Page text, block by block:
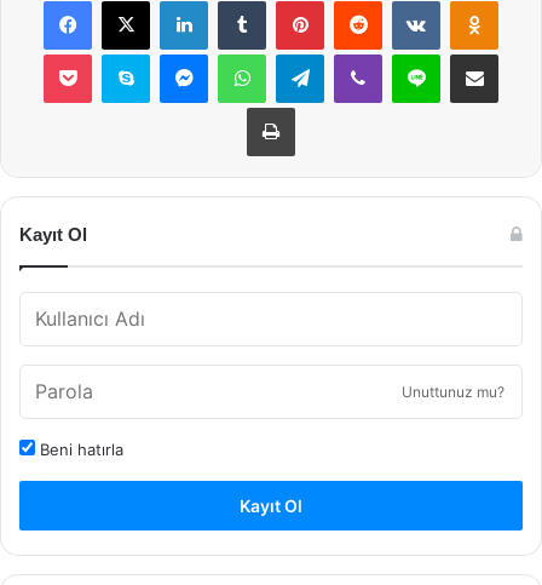
Pocket Skype MessengerWhatsAppTelegramViber Line E-Posta ile
Yazdır
Kayıt Ol
Unuttunuz mu?
Beni hatırla
Kayıt Ol